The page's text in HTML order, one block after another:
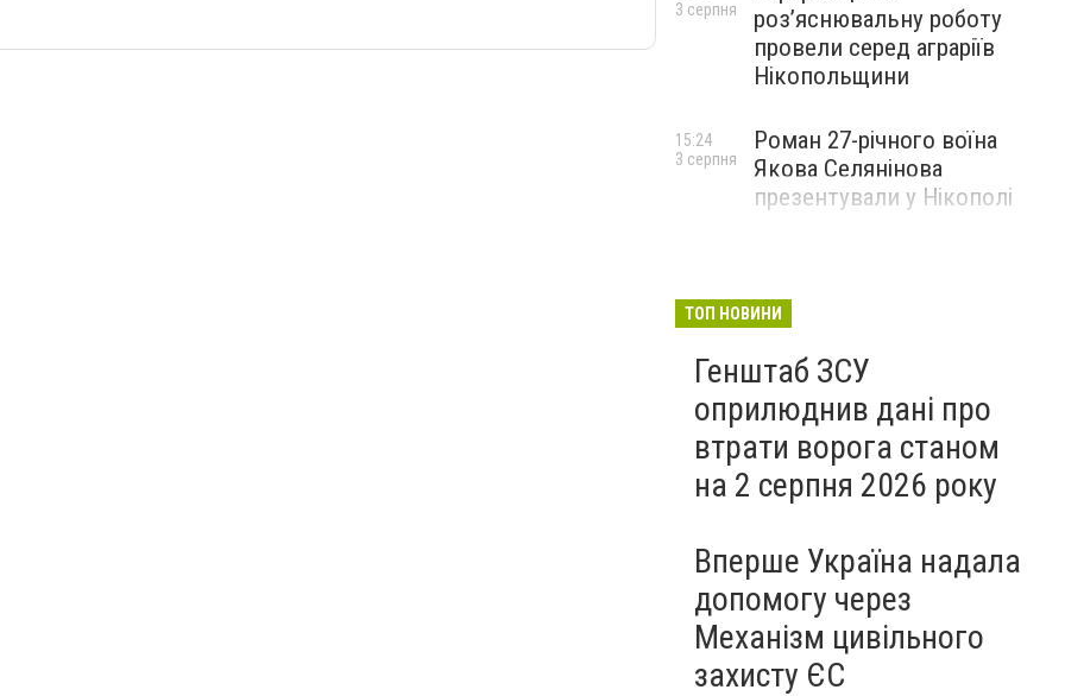
роз’яснювальну роботу
провели серед аграріїв
Нікопольщини
3 серпня
Роман 27-річного воїна
Якова Селянінова
презентували у Нікополі
15:24
3 серпня
ТОП НОВИНИ
Генштаб ЗСУ
оприлюднив дані про
втрати ворога станом
на 2 серпня 2026 року
Вперше Україна надала
допомогу через
Механізм цивільного
захисту ЄС